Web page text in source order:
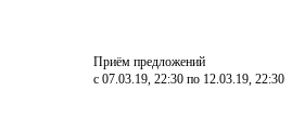
Приём предложений
с 07.03.19, 22:30 по 12.03.19, 22:30